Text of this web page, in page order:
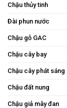
Chậu thủy tinh
Đài phun nước
Chậu gỗ GAC
Chậu cây bay
Chậu cây phát sáng
Chậu đất nung
Chậu giả mây đan